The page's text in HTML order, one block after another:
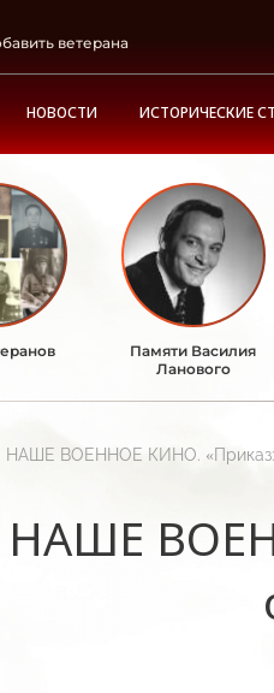
ветерана
НОВОСТИ ИСТОРИЧЕСКИЕ
Памяти Василия
Ланового
НАШЕ ВОЕННОЕ КИНО. «Приказ:
НАШЕ